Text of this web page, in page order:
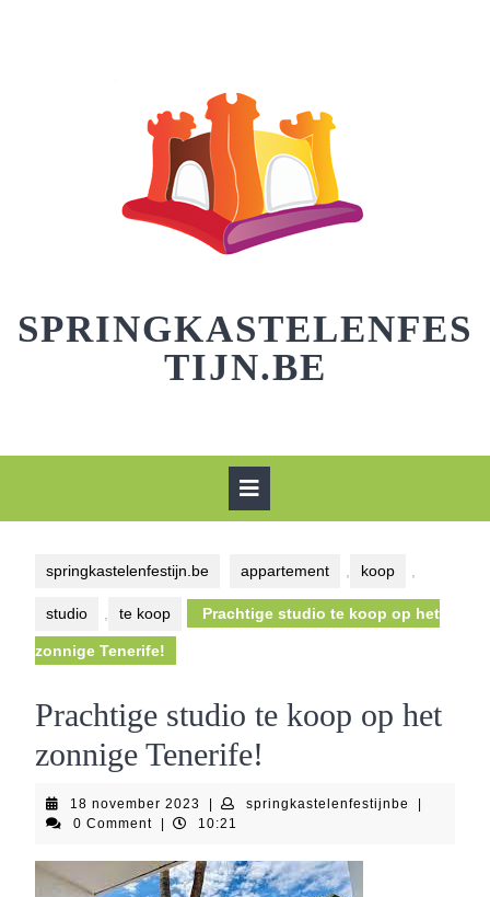
SPRINGKASTELENFES
TIJN.BE
springkastelenfestijn.be appartement koop
studio te koop Prachtige studio te koop op het
zonnige Tenerife!
Prachtige studio te koop op het
zonnige Tenerife!
18 november 2023 18
november
springkastelenfestijnbe
0 Comment
10:21